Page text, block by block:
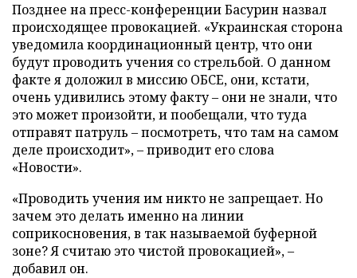
Позднее на пресс-конференции Басурин назвал
происходящее провокацией. «Украинская сторона
уведомила координационный центр, что они
будут проводить учения со стрельбой. О данном
факте я доложил в миссию ОБСЕ, они, кстати,
очень удивились этому факту – они не знали, что
это может произойти, и пообещали, что туда
отправят патруль – посмотреть, что там на самом
деле происходит», – приводит его слова
«Новости».
«Проводить учения им никто не запрещает. Но
зачем это делать именно на линии
соприкосновения, в так называемой буферной
зоне? Я считаю это чистой провокацией», –
добавил он.